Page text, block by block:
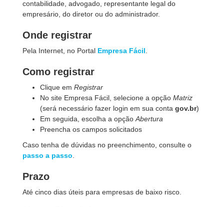
contabilidade, advogado, representante legal do
empresário, do diretor ou do administrador.
Onde registrar
Pela Internet, no Portal Empresa Fácil
Como registrar
Clique em Registrar
No site Empresa Fácil, selecione a opção Matriz
(será necessário fazer login em sua conta gov.br)
Em seguida, escolha a opção Abertura
Preencha os campos solicitados
Caso tenha de dúvidas no preenchimento, consulte o
passo a passo
Prazo
Até cinco dias úteis para empresas de baixo risco.